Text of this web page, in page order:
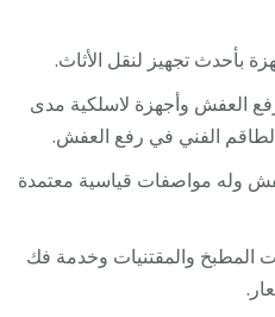
بأحدث تجهيز لنقل الأثاث.
العفش وأجهزة لاسلكية مدى
الفني في رفع العفش.
وله مواصفات قياسية معتمدة
المطبخ والمقتنيات وخدمة فك